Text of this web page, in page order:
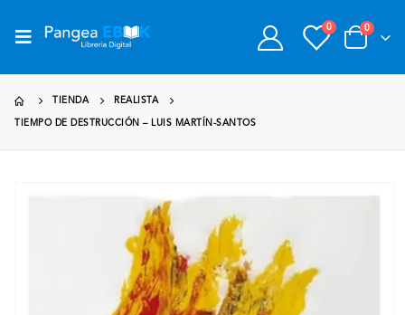
0 0
TIENDA REALISTA
TIEMPO DE DESTRUCCIÓN – LUIS MARTÍN-SANTOS